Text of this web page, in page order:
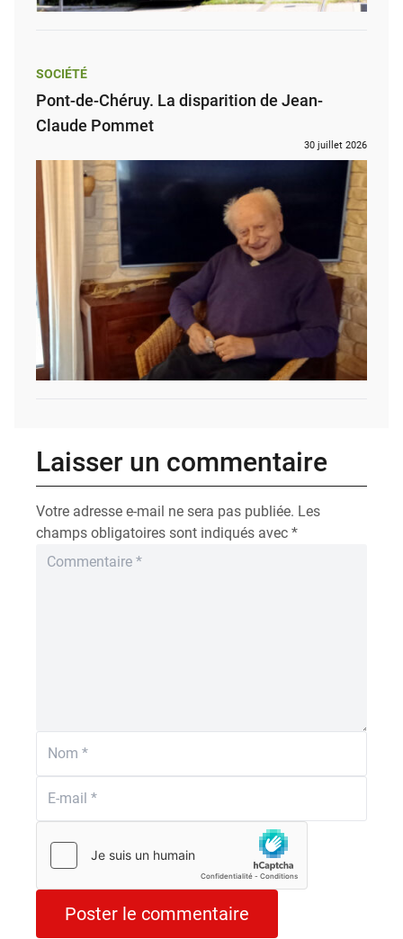
SOCIÉTÉ
Pont-de-Chéruy. La disparition de Jean-
Claude Pommet
30 juillet 2026
Laisser un commentaire
Votre adresse e-mail ne sera pas publiée. Les
champs obligatoires sont indiqués avec *